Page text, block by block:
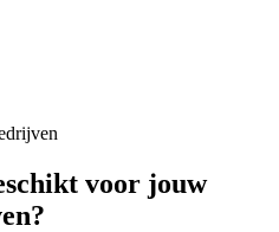
voor jouw
?